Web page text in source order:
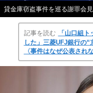
貸金庫窃盗事件を巡る謝罪会
記事を読む
「山口組
した」三菱UFJ銀行の
〈事件はなぜ公表され